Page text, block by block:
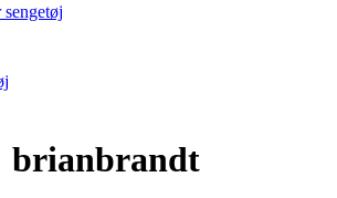
brianbrandt